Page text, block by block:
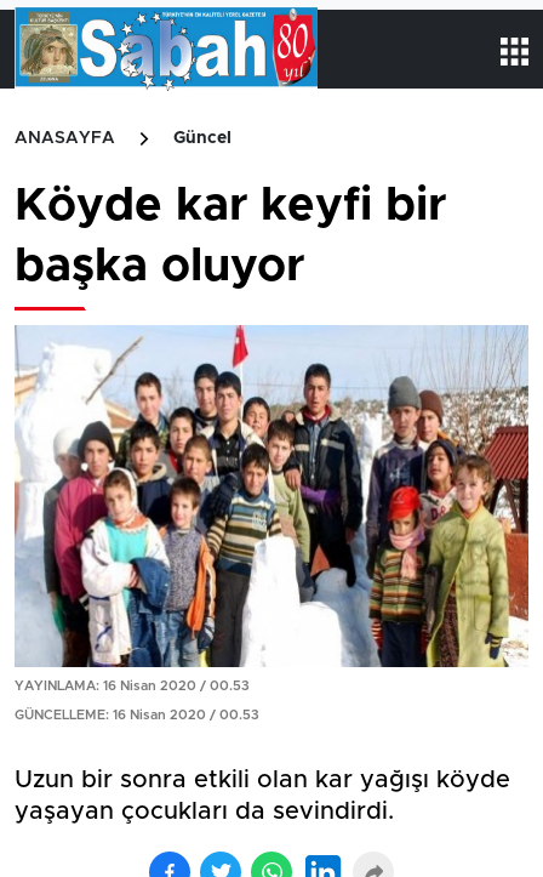
ANASAYFA Güncel
Köyde kar keyfi bir
başka oluyor
YAYINLAMA: 16 Nisan 2020 / 00.53
GÜNCELLEME: 16 Nisan 2020 / 00.53
Uzun bir sonra etkili olan kar yağışı köyde
yaşayan çocukları da sevindirdi.